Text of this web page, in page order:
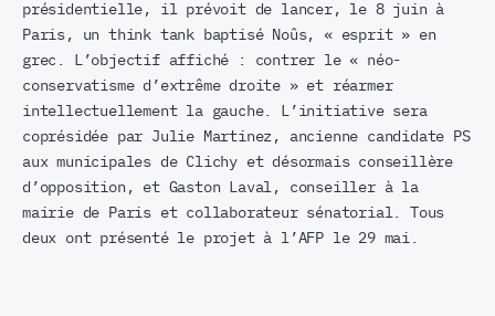
présidentielle, il prévoit de lancer, le 8 juin à
Paris, un think tank baptisé Noûs, « esprit » en
grec. L’objectif affiché : contrer le « néo-
conservatisme d’extrême droite » et réarmer
intellectuellement la gauche. L’initiative sera
coprésidée par Julie Martinez, ancienne candidate PS
aux municipales de Clichy et désormais conseillère
d’opposition, et Gaston Laval, conseiller à la
mairie de Paris et collaborateur sénatorial. Tous
deux ont présenté le projet à l’AFP le 29 mai.